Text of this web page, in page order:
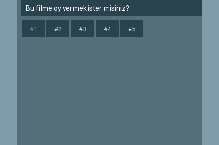
Bu filme oy vermek ister misiniz?
#1 #2 #3 #4 #5